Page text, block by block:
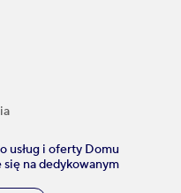
usług i oferty Domu
na dedykowanym